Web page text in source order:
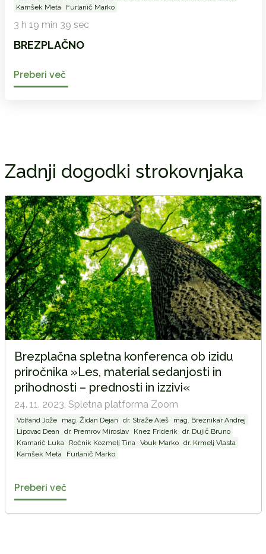
Kamšek Meta
Furlanič Marko
3 h 19 min 39 sec
BREZPLAČNO
Preberi več
Zadnji dogodki strokovnjaka
Brezplačna spletna konferenca ob izidu
priročnika »Les, material sedanjosti in
prihodnosti – prednosti in izzivi«
24. 11. 2023, Spletna platforma Zoom
Volfand Jože mag. Židan Dejan dr. Straže Aleš
mag. Breznikar Andrej
Lipovac Dean
dr. Premrov Miroslav Knez Friderik
dr. Dujič Bruno
Kramarič Luka
Ročnik Kozmelj Tina Vouk Marko
dr. Krmelj Vlasta
Kamšek Meta
Furlanič Marko
Preberi več